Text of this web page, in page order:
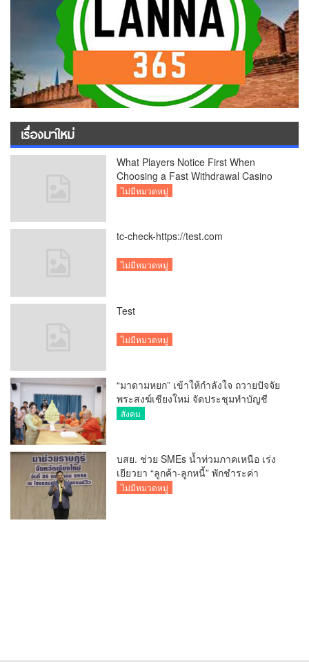
เรื่องมาใหม่
What Players Notice First When
Choosing a Fast Withdrawal Casino
UK
ไม่มีหมวดหมู่
tc-check-https://test.com
ไม่มีหมวดหมู่
Test
ไม่มีหมวดหมู่
“มาดามหยก” เข้าให้กำลังใจ ถวายปัจจัย
พระสงฆ์เชียงใหม่ จัดประชุมทำบัญชี
รายรับรายจ่ายของวัด กว่า 300 รูป ที่วัด
สังคม
บสย. ช่วย SMEs น้ำท่วมภาคเหนือ เร่ง
เยียวยา “ลูกค้า-ลูกหนี้” พักชำระค่า
ธรรมเนียม-ค่างวด
ไม่มีหมวดหมู่